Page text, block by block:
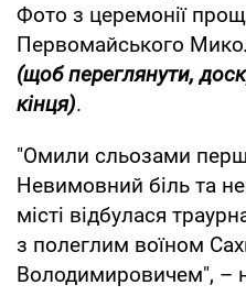
Фото з церемонії
Первомайського
(щоб переглянути,
кінця).
"Омили сльозами
Невимовний біль та
місті відбулася
з полеглим воїном
Володимировичем", –